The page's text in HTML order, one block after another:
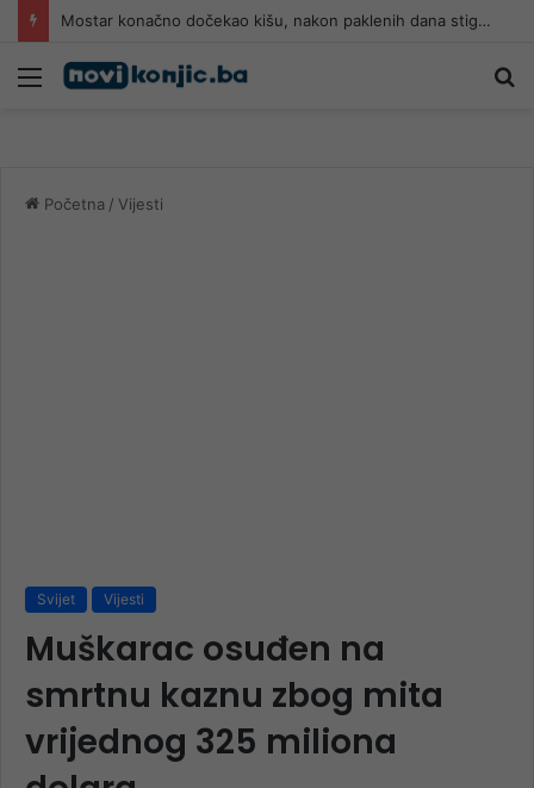
Mostar konačno dočekao kišu, nakon paklenih dana stiglo kratko osvježenje
Meni
Početna / Vijesti
Svijet Vijesti
Muškarac osuđen na
smrtnu kaznu zbog mita
vrijednog 325 miliona